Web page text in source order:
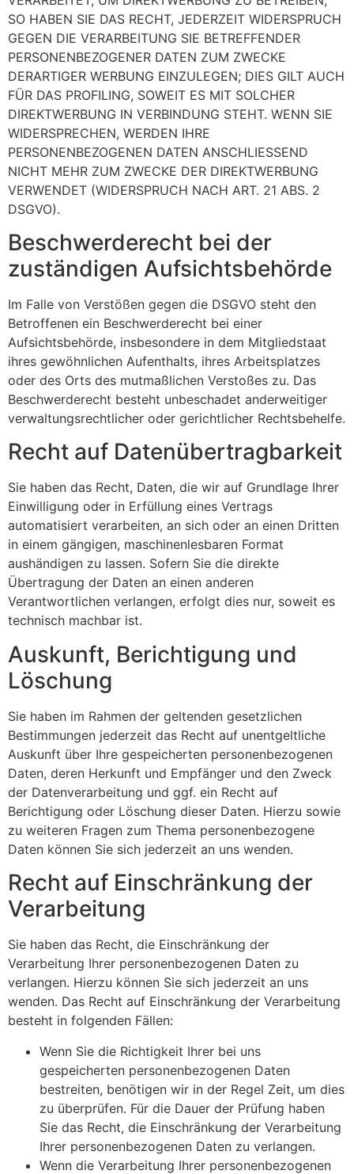
SO HABEN SIE DAS RECHT, JEDERZEIT WIDERSPRUCH
GEGEN DIE VERARBEITUNG SIE BETREFFENDER
PERSONENBEZOGENER DATEN ZUM ZWECKE
DERARTIGER WERBUNG EINZULEGEN; DIES GILT AUCH
FÜR DAS PROFILING, SOWEIT ES MIT SOLCHER
DIREKTWERBUNG IN VERBINDUNG STEHT. WENN SIE
WIDERSPRECHEN, WERDEN IHRE
PERSONENBEZOGENEN DATEN ANSCHLIESSEND
NICHT MEHR ZUM ZWECKE DER DIREKTWERBUNG
VERWENDET (WIDERSPRUCH NACH ART. 21 ABS. 2
DSGVO).
Beschwerde­recht bei der
zuständigen Aufsichts­behörde
Im Falle von Verstößen gegen die DSGVO steht den
Betroffenen ein Beschwerderecht bei einer
Aufsichtsbehörde, insbesondere in dem Mitgliedstaat
ihres gewöhnlichen Aufenthalts, ihres Arbeitsplatzes
oder des Orts des mutmaßlichen Verstoßes zu. Das
Beschwerderecht besteht unbeschadet anderweitiger
verwaltungsrechtlicher oder gerichtlicher Rechtsbehelfe.
Recht auf Daten­übertrag­barkeit
Sie haben das Recht, Daten, die wir auf Grundlage Ihrer
Einwilligung oder in Erfüllung eines Vertrags
automatisiert verarbeiten, an sich oder an einen Dritten
in einem gängigen, maschinenlesbaren Format
aushändigen zu lassen. Sofern Sie die direkte
Übertragung der Daten an einen anderen
Verantwortlichen verlangen, erfolgt dies nur, soweit es
technisch machbar ist.
Auskunft, Berichtigung und
Löschung
Sie haben im Rahmen der geltenden gesetzlichen
Bestimmungen jederzeit das Recht auf unentgeltliche
Auskunft über Ihre gespeicherten personenbezogenen
Daten, deren Herkunft und Empfänger und den Zweck
der Datenverarbeitung und ggf. ein Recht auf
Berichtigung oder Löschung dieser Daten. Hierzu sowie
zu weiteren Fragen zum Thema personenbezogene
Daten können Sie sich jederzeit an uns wenden.
Recht auf Einschränkung der
Verarbeitung
Sie haben das Recht, die Einschränkung der
Verarbeitung Ihrer personenbezogenen Daten zu
verlangen. Hierzu können Sie sich jederzeit an uns
wenden. Das Recht auf Einschränkung der Verarbeitung
besteht in folgenden Fällen:
Wenn Sie die Richtigkeit Ihrer bei uns
gespeicherten personenbezogenen Daten
bestreiten, benötigen wir in der Regel Zeit, um dies
zu überprüfen. Für die Dauer der Prüfung haben
Sie das Recht, die Einschränkung der Verarbeitung
Ihrer personenbezogenen Daten zu verlangen.
Wenn die Verarbeitung Ihrer personenbezogenen